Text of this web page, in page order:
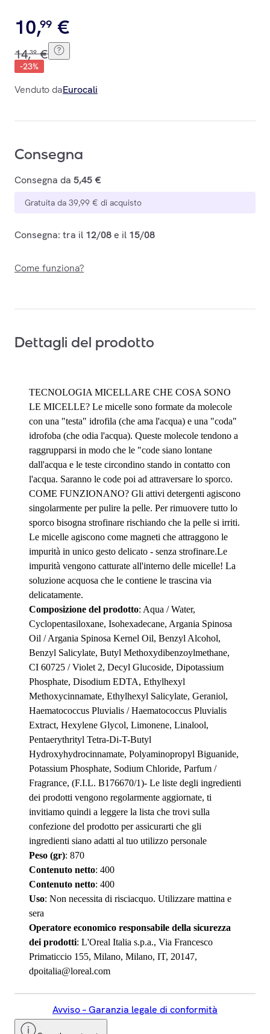
10,99 €
14,39 €
-23%
Venduto daEurocali
Consegna
Consegna da 5,45 €
Gratuita da 39,99 € di acquisto
Consegna: tra il 12/08e il 15/08
Come funziona?
Dettagli del prodotto
TECNOLOGIA MICELLARE CHE COSA SONO
LE MICELLE? Le micelle sono formate da molecole
con una "testa" idrofila (che ama l'acqua) e una "coda"
idrofoba (che odia l'acqua). Queste molecole tendono a
raggrupparsi in modo che le "code siano lontane
dall'acqua e le teste circondino stando in contatto con
l'acqua. Saranno le code poi ad attraversare lo sporco.
COME FUNZIONANO? Gli attivi detergenti agiscono
singolarmente per pulire la pelle. Per rimuovere tutto lo
sporco bisogna strofinare rischiando che la pelle si irriti.
Le micelle agiscono come magneti che attraggono le
impurità in unico gesto delicato - senza strofinare.Le
impurità vengono catturate all'interno delle micelle! La
soluzione acquosa che le contiene le trascina via
delicatamente.
Composizione del prodotto: Aqua / Water,
Cyclopentasiloxane, Isohexadecane, Argania Spinosa
Oil / Argania Spinosa Kernel Oil, Benzyl Alcohol,
Benzyl Salicylate, Butyl Methoxydibenzoylmethane,
CI 60725 / Violet 2, Decyl Glucoside, Dipotassium
Phosphate, Disodium EDTA, Ethylhexyl
Methoxycinnamate, Ethylhexyl Salicylate, Geraniol,
Haematococcus Pluvialis / Haematococcus Pluvialis
Extract, Hexylene Glycol, Limonene, Linalool,
Pentaerythrityl Tetra-Di-T-Butyl
Hydroxyhydrocinnamate, Polyaminopropyl Biguanide,
Potassium Phosphate, Sodium Chloride, Parfum /
Fragrance, (F.I.L. B176670/1)- Le liste degli ingredienti
dei prodotti vengono regolarmente aggiornate, ti
invitiamo quindi a leggere la lista che trovi sulla
confezione del prodotto per assicurarti che gli
ingredienti siano adatti al tuo utilizzo personale
Peso (gr): 870
Contenuto netto: 400
Contenuto netto: 400
Uso: Non necessita di risciacquo. Utilizzare mattina e
sera
Operatore economico responsabile della sicurezza
dei prodotti: L'Oreal Italia s.p.a., Via Francesco
Primaticcio 155, Milano, Milano, IT, 20147,
dpoitalia@loreal.com
Avviso – Garanzia legale di conformità